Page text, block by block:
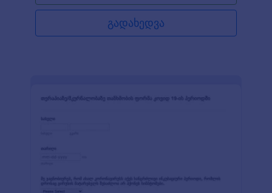
გადახედვა